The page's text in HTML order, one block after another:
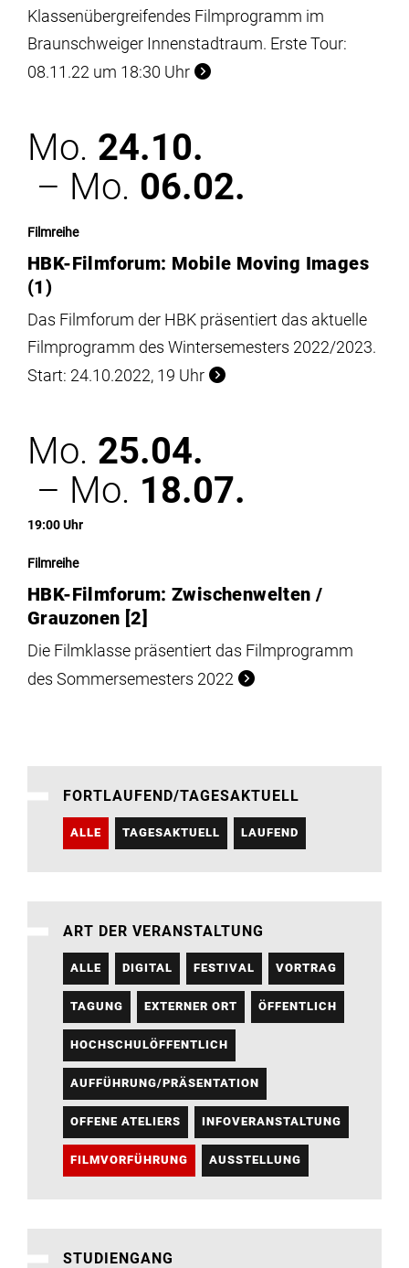
Klassenübergreifendes Filmprogramm im
Braunschweiger Innenstadtraum. Erste Tour:
08.11.22 um 18:30 Uhr
Mo. 24.10.
– Mo. 06.02.
Filmreihe
HBK-Filmforum: Mobile Moving Images
(1)
Das Filmforum der HBK präsentiert das aktuelle
Filmprogramm des Wintersemesters 2022/2023.
Start: 24.10.2022, 19 Uhr
Mo. 25.04.
– Mo. 18.07.
19:00 Uhr
Filmreihe
HBK-Filmforum: Zwischenwelten /
Grauzonen [2]
Die Filmklasse präsentiert das Filmprogramm
des Sommersemesters 2022
FORTLAUFEND/TAGESAKTUELL
ALLE TAGESAKTUELL LAUFEND
ART DER VERANSTALTUNG
ALLE DIGITAL FESTIVAL VORTRAG
TAGUNG EXTERNER ORT ÖFFENTLICH
HOCHSCHULÖFFENTLICH
AUFFÜHRUNG/PRÄSENTATION
OFFENE ATELIERS INFOVERANSTALTUNG
FILMVORFÜHRUNG AUSSTELLUNG
STUDIENGANG